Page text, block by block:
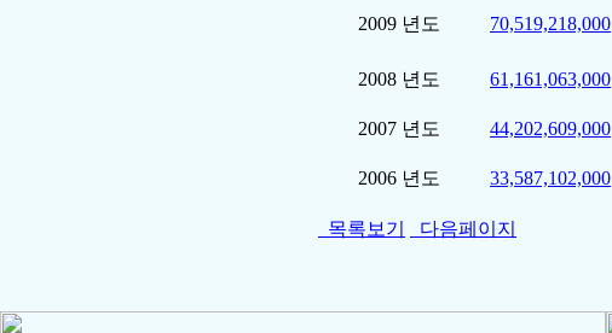
2009 년도 70,519,218,000
2008 년도 61,161,063,000
2007 년도 44,202,609,000
2006 년도 33,587,102,000
목록보기 다음페이지